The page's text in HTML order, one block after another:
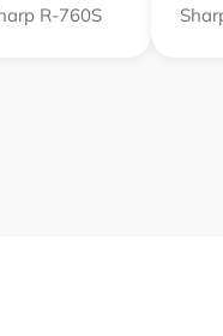
R-760S